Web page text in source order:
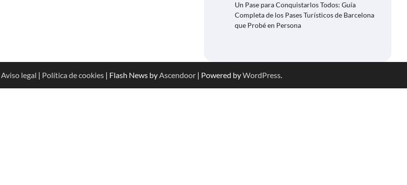
Un Pase para Conquistarlos Todos: Guía
Completa de los Pases Turísticos de Barcelona
que Probé en Persona
Aviso legal | Política de cookies| Flash News byAscendoor| Powered byWordPress.